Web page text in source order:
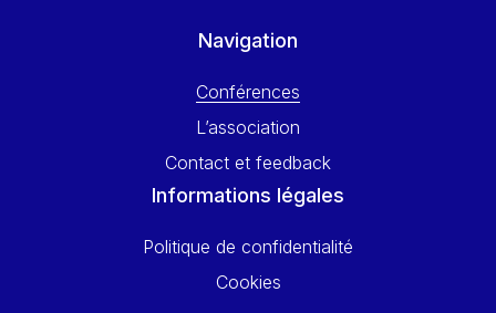
Navigation
Conférences
L’association
Contact et feedback
Informations légales
Politique de confidentialité
Cookies